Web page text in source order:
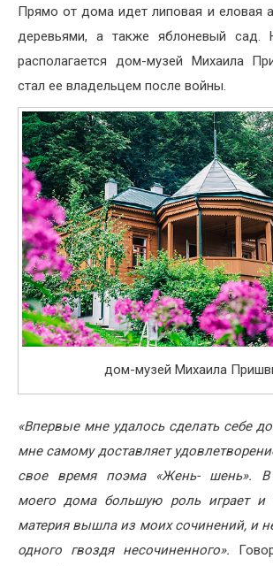
Прямо от дома идет липовая и еловая
деревьями, а также яблоневый сад.
располагается дом-музей Михаила
стал ее владельцем после войны.
дом-музей Михаила
«Впервые мне удалось сделать себе
мне самому доставляет
свое время поэма «Жень- шень». В
моего дома большую роль играет и
материя вышла из моих сочинений, и
одного гвоздя несочиненного».